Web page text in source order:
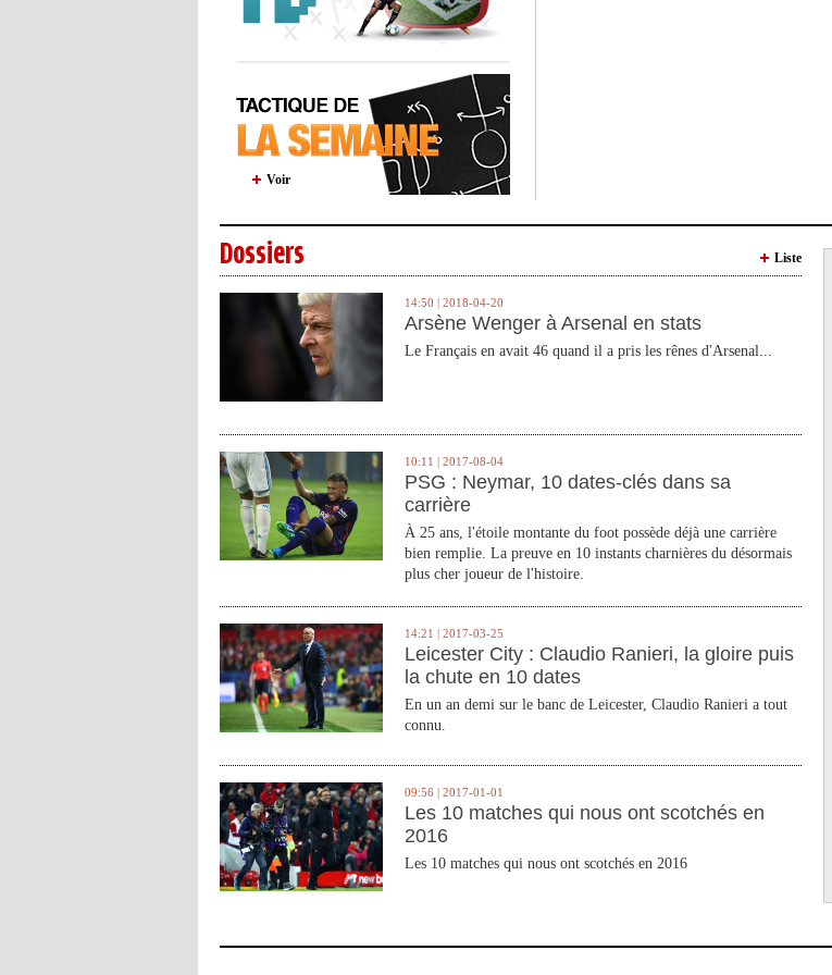
Voir
Dossiers Liste
14:50 | 2018-04-20
Arsène Wenger à Arsenal en stats
Le Français en avait 46 quand il a pris les rênes d'Arsenal...
10:11 | 2017-08-04
PSG : Neymar, 10 dates-clés dans sa
carrière
À 25 ans, l'étoile montante du foot possède déjà une carrière
bien remplie. La preuve en 10 instants charnières du désormais
plus cher joueur de l'histoire.
14:21 | 2017-03-25
Leicester City : Claudio Ranieri, la gloire puis
la chute en 10 dates
En un an demi sur le banc de Leicester, Claudio Ranieri a tout
connu.
09:56 | 2017-01-01
Les 10 matches qui nous ont scotchés en
2016
Les 10 matches qui nous ont scotchés en 2016